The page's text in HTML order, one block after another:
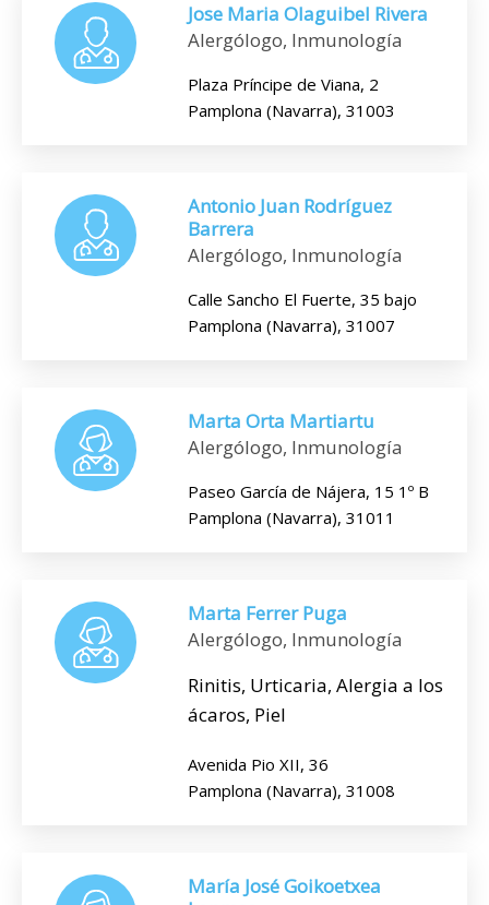
Jose Maria Olaguibel Rivera
Alergólogo, Inmunología
Plaza Príncipe de Viana, 2
Pamplona (Navarra), 31003
Antonio Juan Rodríguez
Barrera
Alergólogo, Inmunología
Calle Sancho El Fuerte, 35 bajo
Pamplona (Navarra), 31007
Marta Orta Martiartu
Alergólogo, Inmunología
Paseo García de Nájera, 15 1º B
Pamplona (Navarra), 31011
Marta Ferrer Puga
Alergólogo, Inmunología
Rinitis, Urticaria, Alergia a los
ácaros, Piel
Avenida Pio XII, 36
Pamplona (Navarra), 31008
María José Goikoetxea